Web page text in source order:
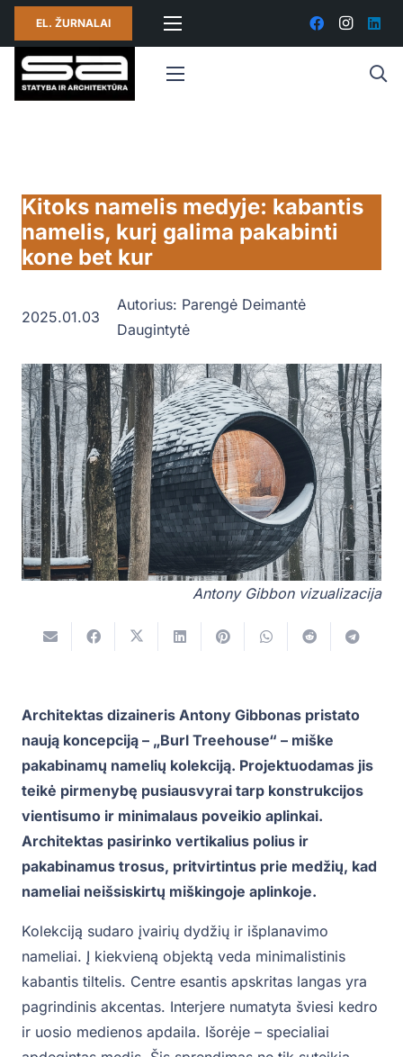
EL. ŽURNALAI
Kitoks namelis medyje: kabantis
namelis, kurį galima pakabinti
kone bet kur
2025.01.03
Autorius: Parengė Deimantė
Daugintytė
Antony Gibbon vizualizacija
Architektas dizaineris Antony Gibbonas pristato
naują koncepciją – „Burl Treehouse“ – miške
pakabinamų namelių kolekciją. Projektuodamas jis
teikė pirmenybę pusiausvyrai tarp konstrukcijos
vientisumo ir minimalaus poveikio aplinkai.
Architektas pasirinko vertikalius polius ir
pakabinamus trosus, pritvirtintus prie medžių, kad
nameliai neišsiskirtų miškingoje aplinkoje.
Kolekciją sudaro įvairių dydžių ir išplanavimo
nameliai. Į kiekvieną objektą veda minimalistinis
kabantis tiltelis. Centre esantis apskritas langas yra
pagrindinis akcentas. Interjere numatyta šviesi kedro
ir uosio medienos apdaila. Išorėje – specialiai